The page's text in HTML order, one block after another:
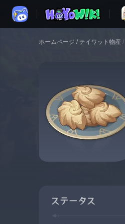
ホームページ / テイワット物産 /
ステータス